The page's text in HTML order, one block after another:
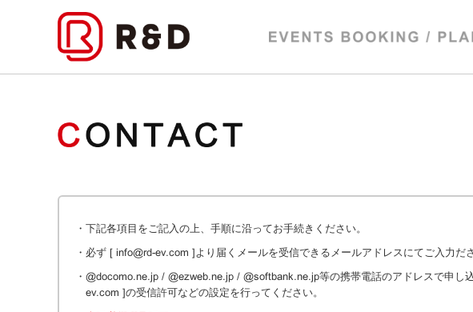
・下記各項目をご記入の上、手順に沿ってお手続きください。
・必ず [ info@rd-ev.com ]より届くメールを受信できるメールアドレスにてご入力ださ
・@docomo.ne.jp / @ezweb.ne.jp / @softbank.ne.jp等の携帯電話のアドレスで申
ev.com ]の受信許可などの設定を行ってください。